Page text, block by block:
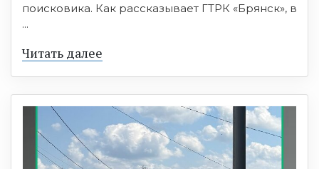
поисковика. Как рассказывает ГТРК «Брянск», в
...
Читать далее